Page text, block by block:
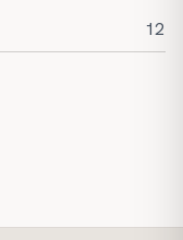
12